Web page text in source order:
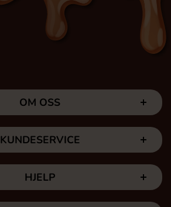
OM OSS
KUNDESERVICE
HJELP